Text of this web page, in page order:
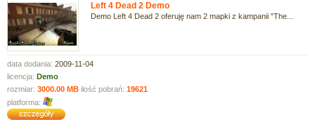
Left 4 Dead 2 Demo
Demo Left 4 Dead 2 oferuję nam 2 mapki z kampanii "The...
data dodania: 2009-11-04
licencja: Demo
rozmiar: 3000.00 MB ilość pobrań: 19621
platforma: